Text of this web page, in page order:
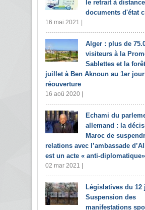
le retrait à
documents d'état
16 mai 2021 |
Alger : plus de
visiteurs à la
Sablettes et la
juillet à Ben Aknoun au 1er
réouverture
16 aoû 2020 |
Echami du
allemand : la
Maroc de
relations avec l’ambassade
est un acte « anti-diplomatique»
02 mar 2021 |
Législatives du 12
Suspension des
manifestations